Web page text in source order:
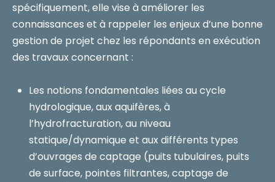
spécifiquement, elle vise à améliorer les
connaissances et à rappeler les enjeux d’une bonne
gestion de projet chez les répondants en exécution
des travaux concernant :
Les notions fondamentales liées au cycle
hydrologique, aux aquifères, à
l’hydrofracturation, au niveau
statique/dynamique et aux différents types
d’ouvrages de captage (puits tubulaires, puits
de surface, pointes filtrantes, captage de